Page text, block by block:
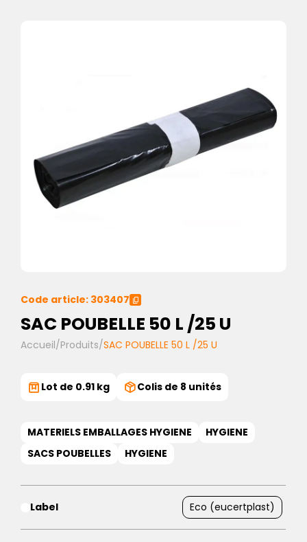
Code article: 303407
SAC POUBELLE 50 L /25 U
Accueil/Produits/SAC POUBELLE 50 L /25 U
Lot de 0.91 kg Colis de 8 unités
MATERIELS EMBALLAGES HYGIENE
HYGIENE
SACS POUBELLES
HYGIENE
Label Eco (eucertplast)